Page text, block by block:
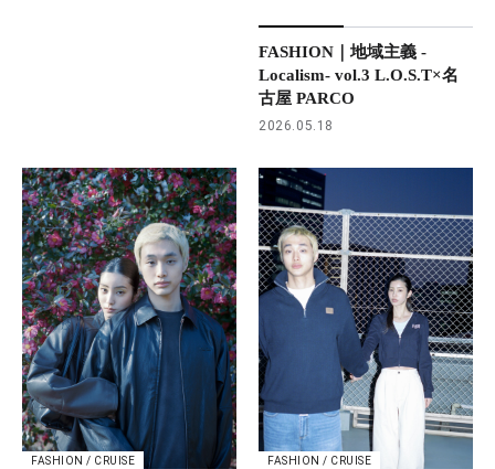
FASHION｜地域主義 -
Localism- vol.3 L.O.S.T×名
古屋 PARCO
2026.05.18
FASHION / CRUISE FASHION / CRUISE